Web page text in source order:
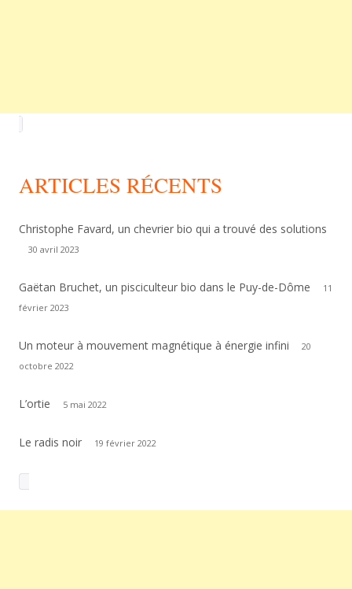
ARTICLES RÉCENTS
Christophe Favard, un chevrier bio qui a trouvé des solutions
30 avril 2023
Gaëtan Bruchet, un pisciculteur bio dans le Puy-de-Dôme
11
février 2023
Un moteur à mouvement magnétique à énergie infini
20
octobre 2022
L’ortie 5 mai 2022
Le radis noir 19 février 2022